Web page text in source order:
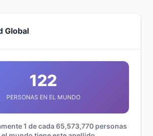
Global
122
PERSONAS EN EL MUNDO
1 de cada 65,573,770 personas